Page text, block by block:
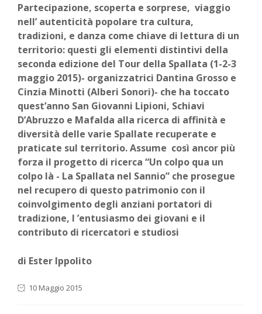
Partecipazione, scoperta e sorprese, viaggio
nell’ autenticità popolare tra cultura,
tradizioni, e danza come chiave di lettura di un
territorio: questi gli elementi distintivi della
seconda edizione del Tour della Spallata (1-2-3
maggio 2015)- organizzatrici Dantina Grosso e
Cinzia Minotti (Alberi Sonori)- che ha toccato
quest’anno San Giovanni Lipioni, Schiavi
D’Abruzzo e Mafalda alla ricerca di affinità e
diversità delle varie Spallate recuperate e
praticate sul territorio. Assume così ancor più
forza il progetto di ricerca “Un colpo qua un
colpo là - La Spallata nel Sannio” che prosegue
nel recupero di questo patrimonio con il
coinvolgimento degli anziani portatori di
tradizione, l ’entusiasmo dei giovani e il
contributo di ricercatori e studiosi
di Ester Ippolito
10 Maggio 2015